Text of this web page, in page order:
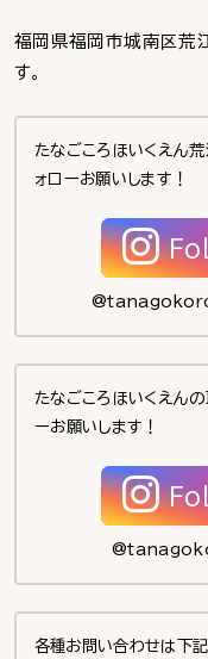
福岡県福岡市城南区荒
す。
たなごころほいくえん
ォローお願いします！
たなごころほいくえん
ーお願いします！
各種お問い合わせは下記